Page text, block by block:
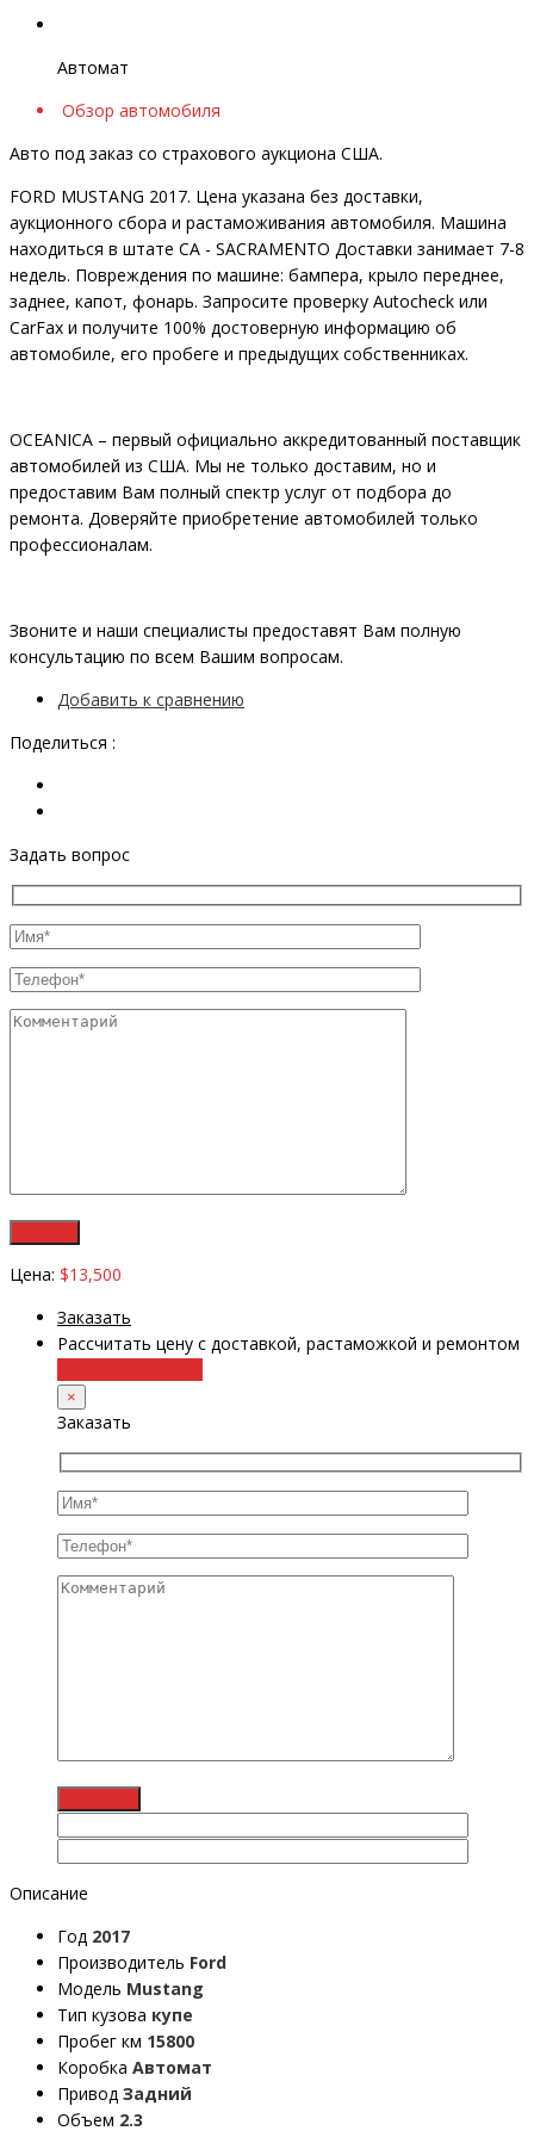
Автомат
Обзор автомобиля
Авто под заказ со страхового аукциона США.
FORD MUSTANG 2017. Цена указана без доставки,
аукционного сбора и растаможивания автомобиля. Машина
находиться в штате CA - SACRAMENTO Доставки занимает 7-8
недель. Повреждения по машине: бампера, крыло переднее,
заднее, капот, фонарь. Запросите проверку Autocheck или
CarFax и получите 100% достоверную информацию об
автомобиле, его пробеге и предыдущих собственниках.
OCEANIСA – первый официально аккредитованный поставщик
автомобилей из США. Мы не только доставим, но и
предоставим Вам полный спектр услуг от подбора до
ремонта. Доверяйте приобретение автомобилей только
профессионалам.
Звоните и наши специалисты предоставят Вам полную
консультацию по всем Вашим вопросам.
Добавить к сравнению
Поделиться :
Задать вопрос
Цена: $13,500
Заказать
Рассчитать цену с доставкой, растаможкой и ремонтом
×
Заказать
Описание
Год 2017
Производитель Ford
Модель Mustang
Тип кузова купе
Пробег км 15800
Коробка Автомат
Привод Задний
Объем 2.3